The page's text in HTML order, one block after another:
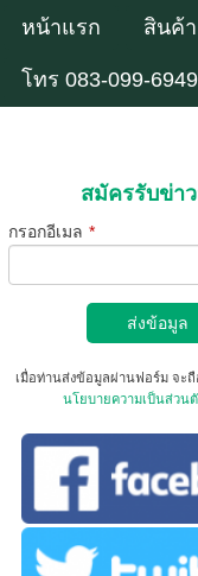
หน้าแรก สินค้า
โทร 083-099-6949
สมัครรับข่า
กรอกอีเมล *
ส่งข้อมูล
เมื่อท่านส่งข้อมูลผ่านฟอร์ม จะ
นโยบายความเป็นส่วน